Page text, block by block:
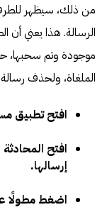
من ذلك، سيظهر
الرسالة. هذا يعني أن
موجودة وتم سحبها،
الملغاة، ولحذف
افتح تطبيق
افتح
إرسالها.
اضغط مطولًا